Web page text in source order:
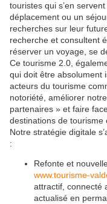
touristes qui s’en
déplacement ou un
recherches sur leur
recherche et consultent
réserver un voyage, se
Ce tourisme 2.0,
qui doit être absolument
acteurs du tourisme
notoriété, améliorer
partenaires » et faire
destinations de tourisme
Notre stratégie digitale
:
Refonte et
www.tourisme-
attractif, connecté
actualisé en